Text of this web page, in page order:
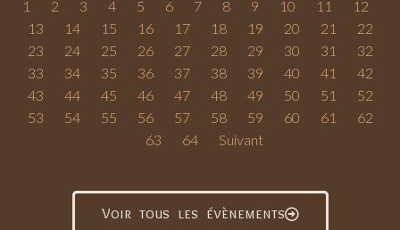
1 2 3 4 5 6 7 8 9 10 11
12
13
14 15 16 17 18 19 20 21
22
23
24 25 26 27 28 29 30 31
32
33
34 35 36 37 38 39 40 41
42
43
44 45 46 47 48 49 50 51
52
53
54 55 56 57 58 59 60 61
62
63
64 Suivant
Voir tous les évènements